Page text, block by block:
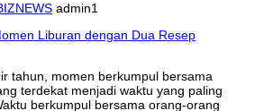
admin1
tahun, momen berkumpul bersama
terdekat menjadi waktu yang paling
berkumpul bersama orang-orang